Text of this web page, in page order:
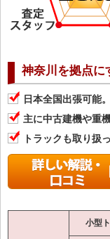
神奈川を拠点に
日本全国出張可能。
主に中古建機や重
トラックも取り扱
小型